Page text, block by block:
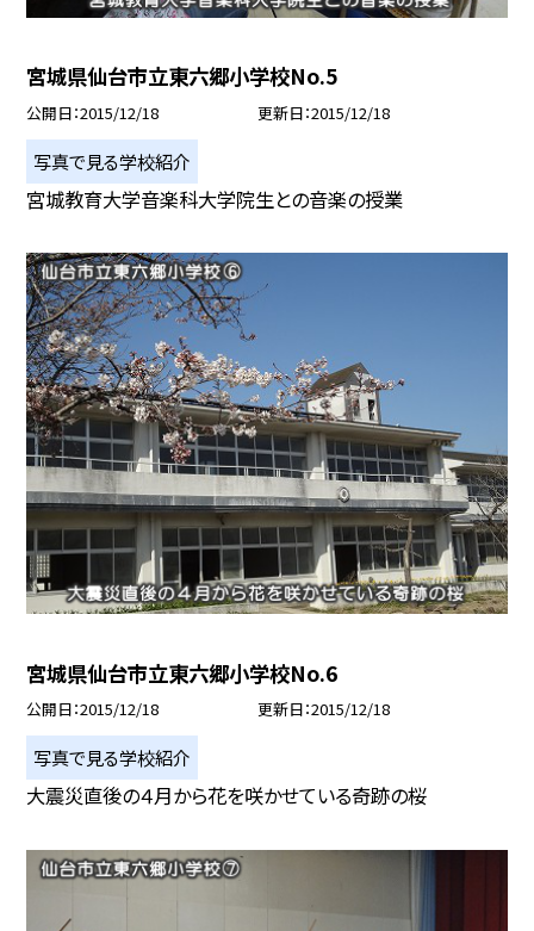
宮城県仙台市立東六郷小学校No.5
公開日 2015/12/18 更新日 2015/12/18
写真で見る学校紹介
宮城教育大学音楽科大学院生との音楽の授業
宮城県仙台市立東六郷小学校No.6
公開日 2015/12/18 更新日 2015/12/18
写真で見る学校紹介
大震災直後の４月から花を咲かせている奇跡の桜